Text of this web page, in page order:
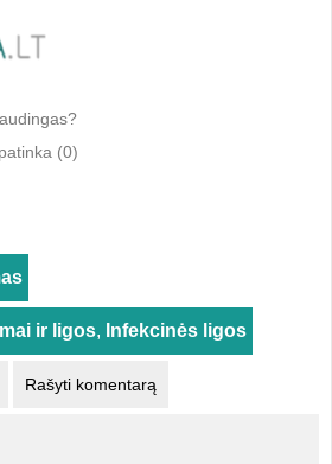
(0)
ir ligos, Infekcinės ligos
Rašyti komentarą